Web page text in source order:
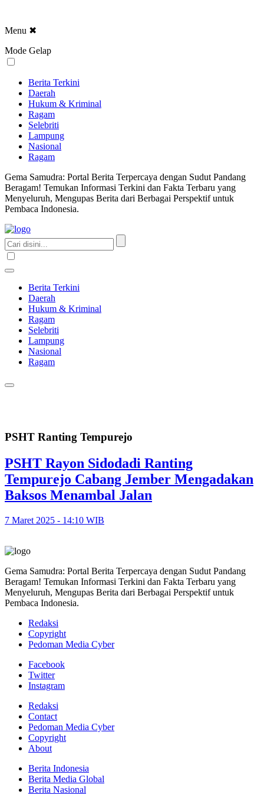
Menu ✖
Mode Gelap
Berita Terkini
Daerah
Hukum & Kriminal
Ragam
Selebriti
Lampung
Nasional
Ragam
Gema Samudra: Portal Berita Terpercaya dengan Sudut Pandang
Beragam! Temukan Informasi Terkini dan Fakta Terbaru yang
Menyeluruh, Mengupas Berita dari Berbagai Perspektif untuk
Pembaca Indonesia.
Berita Terkini
Daerah
Hukum & Kriminal
Ragam
Selebriti
Lampung
Nasional
Ragam
PSHT Ranting Tempurejo
PSHT Rayon Sidodadi Ranting
Tempurejo Cabang Jember Mengadakan
Baksos Menambal Jalan
7 Maret 2025 - 14:10 WIB
Gema Samudra: Portal Berita Terpercaya dengan Sudut Pandang
Beragam! Temukan Informasi Terkini dan Fakta Terbaru yang
Menyeluruh, Mengupas Berita dari Berbagai Perspektif untuk
Pembaca Indonesia.
Redaksi
Copyright
Pedoman Media Cyber
Facebook
Twitter
Instagram
Redaksi
Contact
Pedoman Media Cyber
Copyright
About
Berita Indonesia
Berita Media Global
Berita Nasional